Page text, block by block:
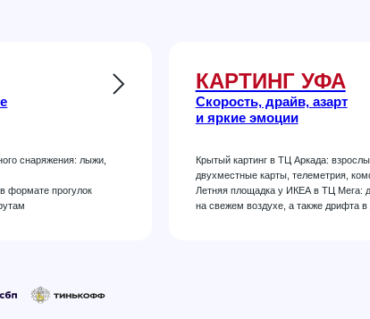
снаряжения: лыжи,
формате прогулок
КАРТИНГ УФА
Скорость, драйв, азарт
и яркие эмоции
Крытый картинг в ТЦ Аркада:
двухместные карты, телеметрия,
Летняя площадка у ИКЕА в ТЦ Мега:
на свежем воздухе, а также дрифта